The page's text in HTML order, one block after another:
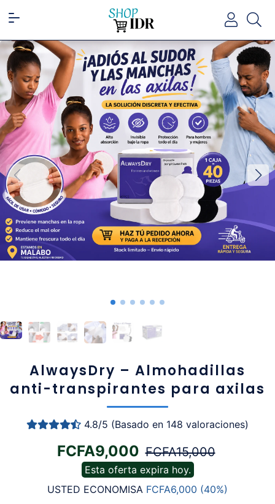
AlwaysDry – Almohadillas
anti-transpirantes para axilas
4.8/5 (Basado en 148 valoraciones)
FCFA9,000 Regular
price
FCFA15,000
Esta oferta expira hoy.
USTED ECONOMISA FCFA6,000 (40%)